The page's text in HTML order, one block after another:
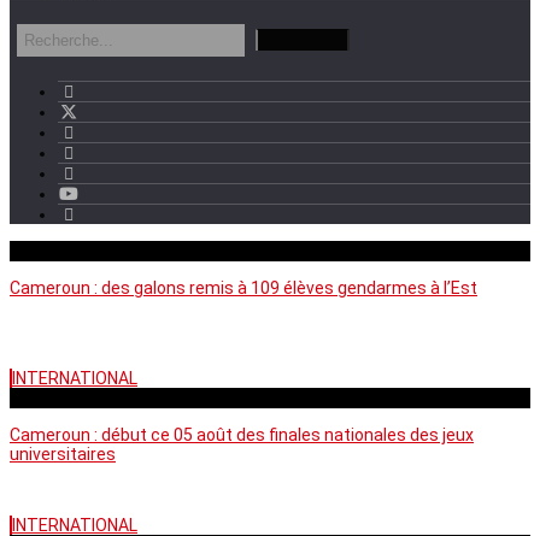
Cameroun : des galons remis à 109 élèves gendarmes à l’Est
INTERNATIONAL
Cameroun : début ce 05 août des finales nationales des jeux
universitaires
INTERNATIONAL